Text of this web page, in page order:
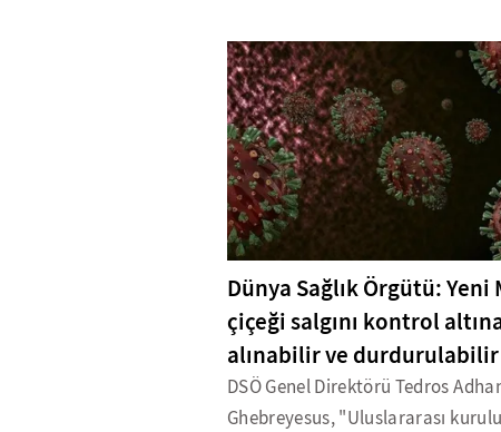
Dünya Sağlık Örgütü: Yeni
çiçeği salgını kontrol
alınabilir ve durdurulabilir
DSÖ Genel Direktörü Tedros
Ghebreyesus, "Uluslararası